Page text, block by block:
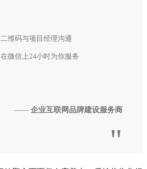
维码与项目经理沟通
微信上24小时为你服务
—— 企业互联网品牌建设服务商
"